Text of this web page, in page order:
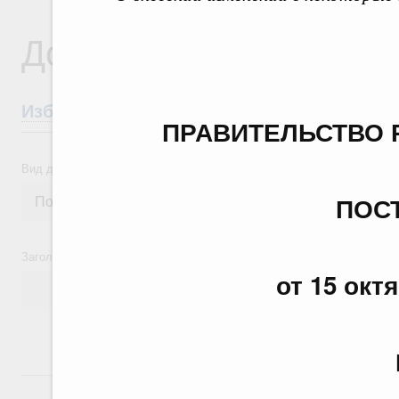
от 15
Документы
Избранные документы со справками к
Вид документа
Заголовок или текст документа